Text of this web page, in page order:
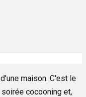
maison. C'est le
cocooning et,